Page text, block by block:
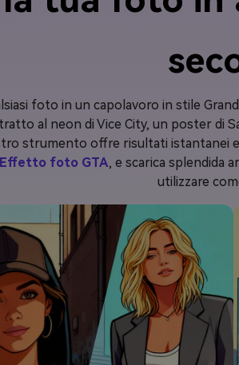
foto in un capolavoro in stile
al neon di Vice City, un poster di
strumento offre risultati istantanei e
Effetto foto GTA, e scarica splendida
utilizzare